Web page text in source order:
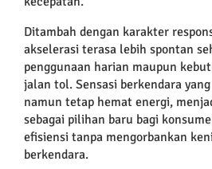
Ditambah dengan karakter
akselerasi terasa lebih spontan
penggunaan harian maupun
jalan tol. Sensasi berkendara
namun tetap hemat energi,
sebagai pilihan baru bagi
efisiensi tanpa mengorbankan
berkendara.